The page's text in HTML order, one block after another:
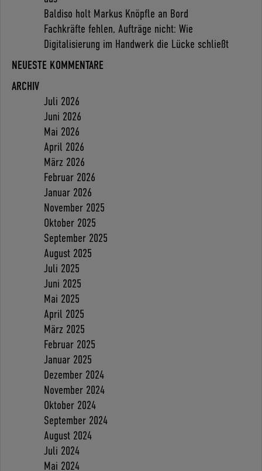
Baldiso holt Markus Knöpfle an Bord
Fachkräfte fehlen, Aufträge nicht: Wie
Digitalisierung im Handwerk die Lücke schließt
NEUESTE KOMMENTARE
ARCHIV
Juli 2026
Juni 2026
Mai 2026
April 2026
März 2026
Februar 2026
Januar 2026
November 2025
Oktober 2025
September 2025
August 2025
Juli 2025
Juni 2025
Mai 2025
April 2025
März 2025
Februar 2025
Januar 2025
Dezember 2024
November 2024
Oktober 2024
September 2024
August 2024
Juli 2024
Mai 2024